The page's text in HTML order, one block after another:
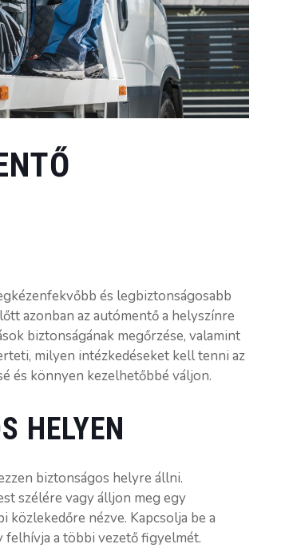
és legbiztonságosabb
azonban az autómentő a helyszínre
biztonságának megőrzése, valamint
milyen intézkedéseket kell tenni az
és könnyen kezelhetőbbé váljon.
HELYEN
biztonságos helyre állni.
szélére vagy álljon meg egy
közlekedőre nézve. Kapcsolja be a
a többi vezető figyelmét.